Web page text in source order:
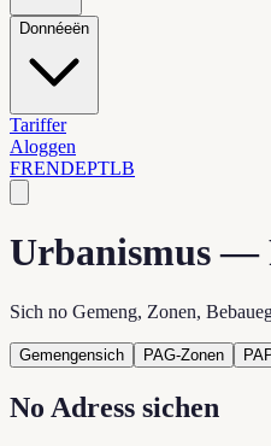
Donnéeën
Tariffer
Aloggen
FRENDEPTLB
Urbanismus —
Sich no Gemeng, Zonen,
Gemengensich PAG-Zonen
No Adress sichen